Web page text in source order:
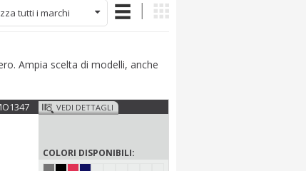
tutti i marchi
Ampia scelta di modelli, anche
VEDI DETTAGLI
COLORI DISPONIBILI: